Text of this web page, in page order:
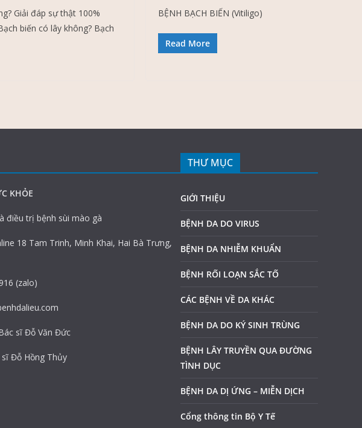
Giải đáp sự thật 100%
biến có lây không? Bạch
BỆNH BẠCH BIẾN (Vitiligo)
Read More
KHỎE
điều trị bệnh sùi mào gà
18 Tam Trinh, Minh Khai, Hai Bà Trưng,
(zalo)
sĩ Đỗ Văn Đức
Đỗ Hồng Thủy
THƯ MỤC
GIỚI THIỆU
BỆNH DA DO VIRUS
BỆNH DA NHIỄM KHUẨN
BỆNH RỐI LOẠN SẮC TỐ
CÁC BỆNH VỀ DA KHÁC
BỆNH DA DO KÝ SINH TRÙNG
BỆNH LÂY TRUYỀN QUA ĐƯỜNG
TÌNH DỤC
BỆNH DA DỊ ỨNG – MIỄN DỊCH
Cổng thông tin Bộ Y Tế